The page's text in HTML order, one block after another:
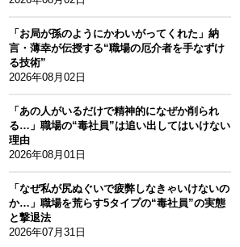
「お局が孫のようにかわいがってくれた」納
言・薄幸が伝授する“職場の厄介者を手なずけ
る技術”
2026年08月02日
「あの人がいるだけで精神的になぜか削られ
る…」職場の“毒社員”は追い出してはいけない
理由
2026年08月01日
「なぜ私が尻ぬぐいで疲弊しなきゃいけないの
か…」職場を荒らす5タイプの“毒社員”の実態
と撃退法
2026年07月31日